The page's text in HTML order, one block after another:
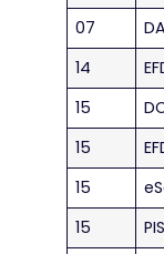
07
14
15
15
15
15